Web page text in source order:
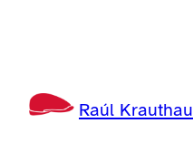
Raúl